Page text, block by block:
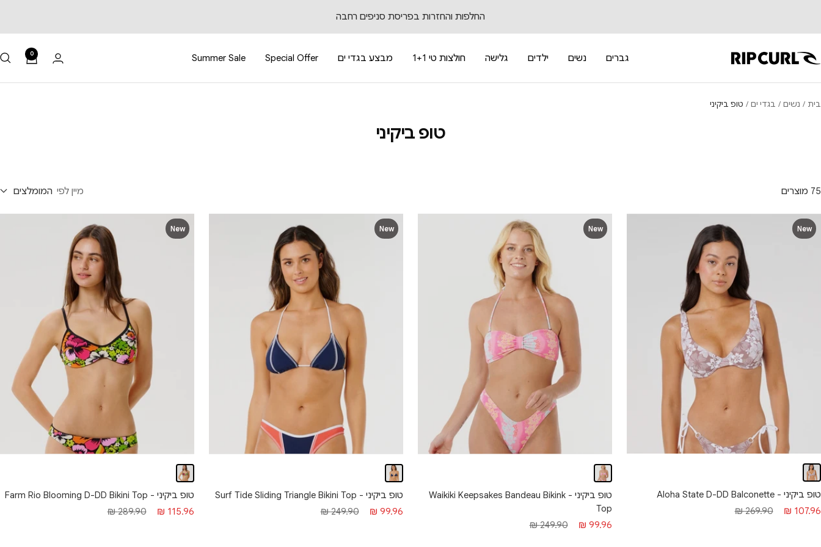
החלפות והחזרות בפריסת סניפים רחבה
גברים נשים ילדים גלישה חולצות טי 1+1 מבצע בגדי ים Special Offer
Summer Sale RipCurl
0
בית נשים בגדי ים טופ ביקיני
טופ ביקיני
75 מוצרים מיין לפי המומלצים
New
טופ ביקיני - Aloha State D-DD Balconette
מחיר
107.96 ₪
מחיר
269.90 ₪
New
טופ ביקיני - Waikiki Keepsakes Bandeau Bikink
Top
מחיר
99.96 ₪
מחיר
249.90 ₪
New
טופ ביקיני - Surf Tide Sliding Triangle Bikini Top
מחיר
99.96 ₪
מחיר
249.90 ₪
New
טופ ביקיני - Farm Rio Blooming D-DD Bikini Top
מחיר
115.96 ₪
מחיר
289.90 ₪